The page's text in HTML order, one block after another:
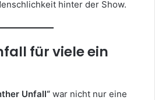
hinter der Show.
für viele ein
Unfall“ war nicht nur eine